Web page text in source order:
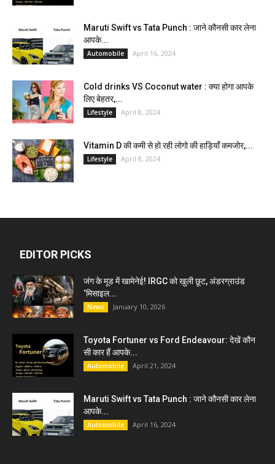
Maruti Swift vs Tata Punch : जाने कौनसी कार लेना
आपके...
Automobile April 16, 2024
Cold drinks VS Coconut water : क्या होगा आपके
लिए बेहतर,...
Lifestyle April 8, 2024
Vitamin D की कमी से हो रही लोगो की हाड़ियाँ कमजोर,...
Lifestyle April 8, 2024
EDITOR PICKS
जंग के मूड में खामेनेई! IRGC को खुली छूट, अंडरग्राउंड
‘मिसाइल...
News January 10, 2026
Toyota Fortuner vs Ford Endeavour: देखें कौन
सी कार हैं आपके...
Automobile April 21, 2024
Maruti Swift vs Tata Punch : जाने कौनसी कार लेना
आपके...
Automobile April 16, 2024